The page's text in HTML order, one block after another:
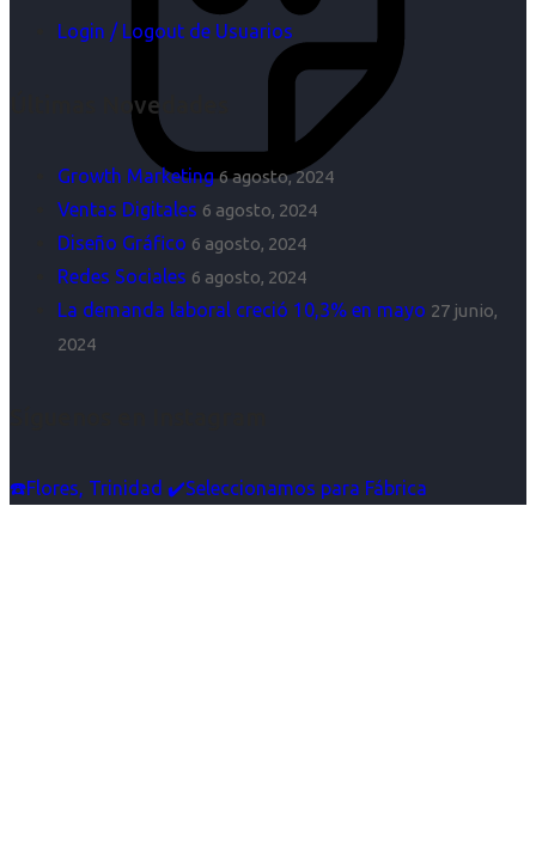
Login / Logout de Usuarios
Últimas Novedades
Growth Marketing 6 agosto, 2024
Ventas Digitales 6 agosto, 2024
Diseño Gráfico 6 agosto, 2024
Redes Sociales 6 agosto, 2024
La demanda laboral creció 10,3% en mayo 27 junio,
2024
☎️Flores, Trinidad ✔️Seleccionamos para Fábrica